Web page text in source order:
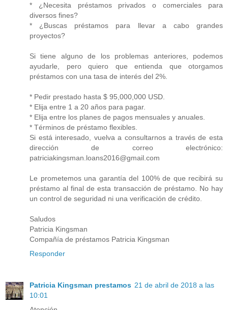
* ¿Necesita préstamos privados o comerciales para
diversos fines?
* ¿Buscas préstamos para llevar a cabo grandes
proyectos?
Si tiene alguno de los problemas anteriores, podemos
ayudarle, pero quiero que entienda que otorgamos
préstamos con una tasa de interés del 2%.
* Pedir prestado hasta $ 95,000,000 USD.
* Elija entre 1 a 20 años para pagar.
* Elija entre los planes de pagos mensuales y anuales.
* Términos de préstamo flexibles.
Si está interesado, vuelva a consultarnos a través de esta
dirección de correo electrónico:
patriciakingsman.loans2016@gmail.com
Le prometemos una garantía del 100% de que recibirá su
préstamo al final de esta transacción de préstamo. No hay
un control de seguridad ni una verificación de crédito.
Saludos
Patricia Kingsman
Compañía de préstamos Patricia Kingsman
Responder
Patricia Kingsman prestamos 21 de abril de 2018 a las
10:01